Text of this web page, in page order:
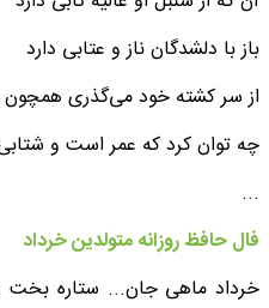
باز با دلشدگان ناز و عتابی دارد
از سر کشته خود می‌گذری همچون
چه توان کرد که عمر است و
...
فال حافظ روزانه متولدین خرداد
خرداد ماهی جان... ستاره بخت